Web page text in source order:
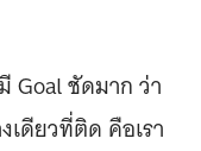
Goal ชัดมาก ว่า
เดียวที่ติด คือเรา